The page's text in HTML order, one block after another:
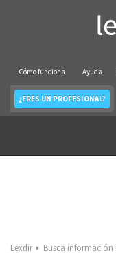
Cómo funciona Ayuda
¿ERES UN PROFESIONAL?
Lexdir Busca información